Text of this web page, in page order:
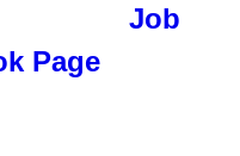
Job
Pageঅথবা